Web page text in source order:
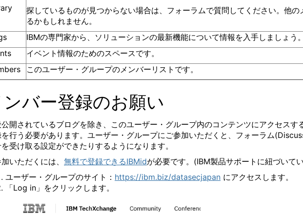
探しているものが見つからない場合は、フォーラムで質問してください。他
るかもしれません。
IBMの専門家から、ソリューションの最新機能について情報を入手しましょう。
イベント情報のためのスペースです。
このユーザー・グループのメンバーリストです。
バー登録のお願い
開されているブログを除き、このユーザー・グループ内のコンテンツにアクセスす
行う必要があります。ユーザー・グループにご参加いただくと、フォーラム
受け取る設定ができたりするようになります。
いただくには、 無料で登録できるIBMidが必要です。 (IBM製品サポートに紐づいて
ユーザー・グループのサイト： https://ibm.biz/datasecjapan にアクセスします。
「Log in 」をクリックします。